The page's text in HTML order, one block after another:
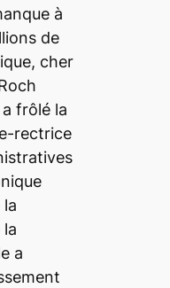
à
de
cher
a frôlé la
rectrice
la
a